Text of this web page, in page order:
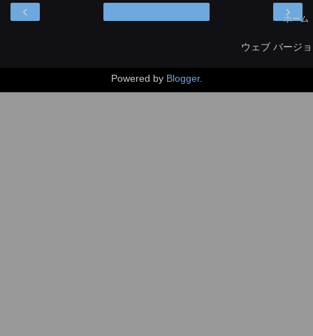
‹ ›
ホーム
ウェブ バージ
Powered by Blogger.